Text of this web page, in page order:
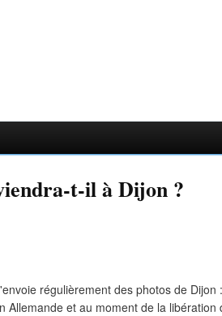
t-il à Dijon ?
régulièrement des photos de Dijon
Allemande et au moment de la libération